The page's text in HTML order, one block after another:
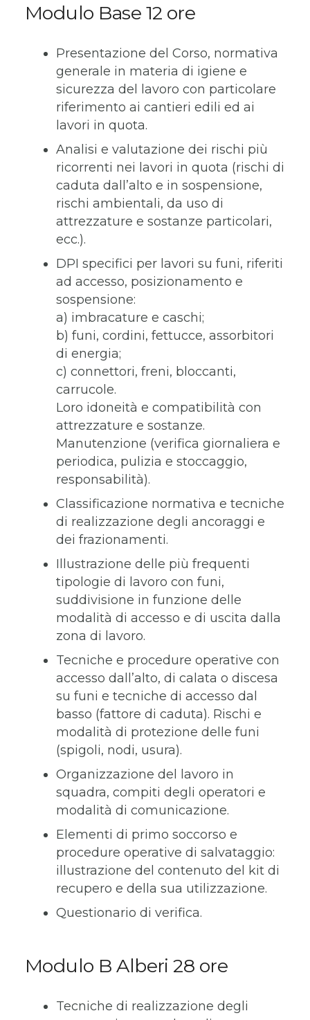
Modulo Base 12 ore
Presentazione del Corso, normativa
generale in materia di igiene e
sicurezza del lavoro con particolare
riferimento ai cantieri edili ed ai
lavori in quota.
Analisi e valutazione dei rischi più
ricorrenti nei lavori in quota (rischi di
caduta dall’alto e in sospensione,
rischi ambientali, da uso di
attrezzature e sostanze particolari,
ecc.).
DPI specifici per lavori su funi, riferiti
ad accesso, posizionamento e
sospensione:
a) imbracature e caschi;
b) funi, cordini, fettucce, assorbitori
di energia;
c) connettori, freni, bloccanti,
carrucole.
Loro idoneità e compatibilità con
attrezzature e sostanze.
Manutenzione (verifica giornaliera e
periodica, pulizia e stoccaggio,
responsabilità).
Classificazione normativa e tecniche
di realizzazione degli ancoraggi e
dei frazionamenti.
Illustrazione delle più frequenti
tipologie di lavoro con funi,
suddivisione in funzione delle
modalità di accesso e di uscita dalla
zona di lavoro.
Tecniche e procedure operative con
accesso dall’alto, di calata o discesa
su funi e tecniche di accesso dal
basso (fattore di caduta). Rischi e
modalità di protezione delle funi
(spigoli, nodi, usura).
Organizzazione del lavoro in
squadra, compiti degli operatori e
modalità di comunicazione.
Elementi di primo soccorso e
procedure operative di salvataggio:
illustrazione del contenuto del kit di
recupero e della sua utilizzazione.
Questionario di verifica.
Modulo B Alberi 28 ore
Tecniche di realizzazione degli